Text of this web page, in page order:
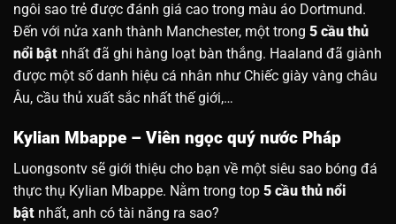
ngôi sao trẻ được đánh giá cao trong màu áo Dortmund.
Đến với nửa xanh thành Manchester, một trong 5 cầu thủ
nổi bật nhất đã ghi hàng loạt bàn thắng. Haaland đã giành
được một số danh hiệu cá nhân như Chiếc giày vàng châu
Âu, cầu thủ xuất sắc nhất thế giới,…
Kylian Mbappe – Viên ngọc quý nước Pháp
Luongsontv sẽ giới thiệu cho bạn về một siêu sao bóng đá
thực thụ Kylian Mbappe. Nằm trong top 5 cầu thủ nổi
bật nhất, anh có tài năng ra sao?